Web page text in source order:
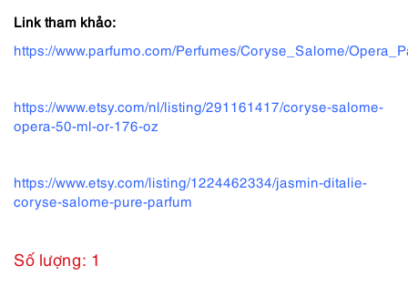
Link tham khảo:
https://www.parfumo.com/Perfumes/Coryse_Salome/
https://www.etsy.com/nl/listing/291161417/coryse-salome-
opera-50-ml-or-176-oz
https://www.etsy.com/listing/1224462334/jasmin-ditalie-
coryse-salome-pure-parfum
Số lượng: 1